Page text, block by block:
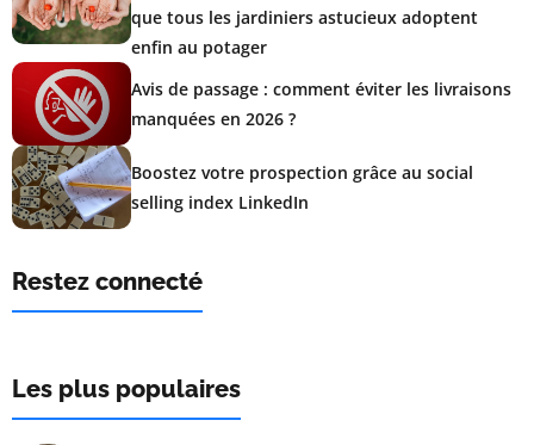
que tous les jardiniers astucieux adoptent
enfin au potager
Avis de passage : comment éviter les livraisons
manquées en 2026 ?
Boostez votre prospection grâce au social
selling index LinkedIn
Restez connecté
Les plus populaires